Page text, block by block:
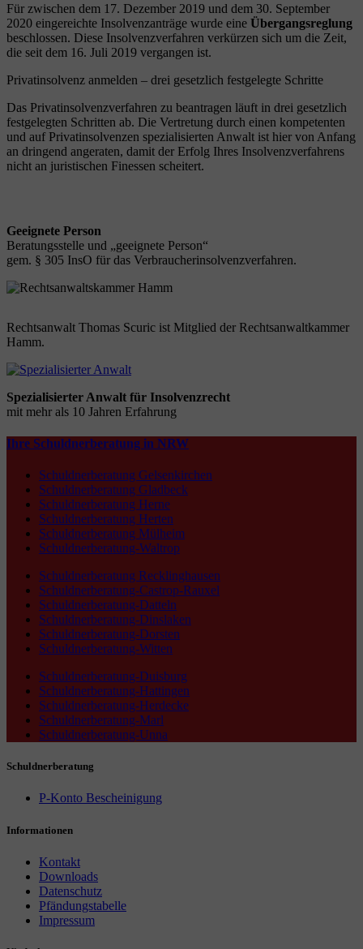
Für zwischen dem 17. Dezember 2019 und dem 30. September
2020 eingereichte Insolvenzanträge wurde eine Übergangsreglung
beschlossen. Diese Insolvenzverfahren verkürzen sich um die Zeit,
die seit dem 16. Juli 2019 vergangen ist.
Privatinsolvenz anmelden – drei gesetzlich festgelegte Schritte
Das Privatinsolvenzverfahren zu beantragen läuft in drei gesetzlich
festgelegten Schritten ab. Die Vertretung durch einen kompetenten
und auf Privatinsolvenzen spezialisierten Anwalt ist hier von Anfang
an dringend angeraten, damit der Erfolg Ihres Insolvenzverfahrens
nicht an juristischen Finessen scheitert.
Geeignete Person
Beratungsstelle und „geeignete Person“
gem. § 305 InsO für das Verbraucherinsolvenzverfahren.
Rechtsanwalt Thomas Scuric ist Mitglied der Rechtsanwaltkammer
Hamm.
Spezialisierter Anwalt für Insolvenzrecht
mit mehr als 10 Jahren Erfahrung
Ihre Schuldnerberatung in NRW
Schuldnerberatung Gelsenkirchen
Schuldnerberatung Gladbeck
Schuldnerberatung Herne
Schuldnerberatung Herten
Schuldnerberatung Mülheim
Schuldnerberatung-Waltrop
Schuldnerberatung Recklinghausen
Schuldnerberatung-Castrop-Rauxel
Schuldnerberatung-Datteln
Schuldnerberatung-Dinslaken
Schuldnerberatung-Dorsten
Schuldnerberatung-Witten
Schuldnerberatung-Duisburg
Schuldnerberatung-Hattingen
Schuldnerberatung-Herdecke
Schuldnerberatung-Marl
Schuldnerberatung-Unna
Schuldnerberatung
P-Konto Bescheinigung
Informationen
Kontakt
Downloads
Datenschutz
Pfändungstabelle
Impressum